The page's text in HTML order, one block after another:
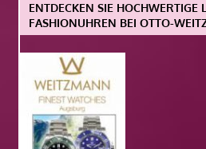
ENTDECKEN SIE HOCHWERTIGE
FASHIONUHREN BEI OTTO-